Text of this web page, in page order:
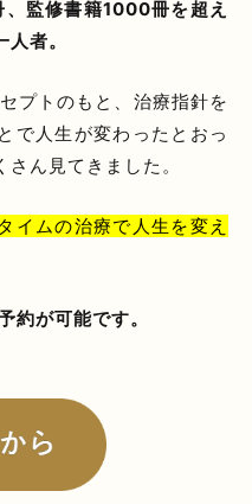
監修書籍1000冊を超え
者。
プトのもと、治療指針を
で人生が変わったとおっ
ん見てきました。
イムの治療で人生を変え
約が可能です。